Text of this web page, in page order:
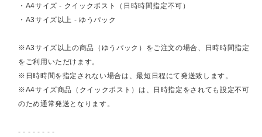
・A4サイズ - クイックポスト（日時時間指定不可）
・A3サイズ以上 - ゆうパック
※A3サイズ以上の商品（ゆうパック）をご注文の場合、日時時間指定
をご利用いただけます。
※日時時間を指定されない場合は、最短日程にて発送致します。
※A4サイズ商品（クイックポスト）は、日時指定をされても設定不可
のため通常発送となります。
- - - - - - - -